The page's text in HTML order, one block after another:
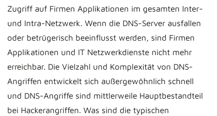
Zugriff auf Firmen Applikationen im gesamten Inter-
und Intra-Netzwerk. Wenn die DNS-Server ausfallen
oder betrügerisch beeinflusst werden, sind Firmen
Applikationen und IT Netzwerkdienste nicht mehr
erreichbar. Die Vielzahl und Komplexität von DNS-
Angriffen entwickelt sich außergewöhnlich schnell
und DNS-Angriffe sind mittlerweile Hauptbestandteil
bei Hackerangriffen. Was sind die typischen